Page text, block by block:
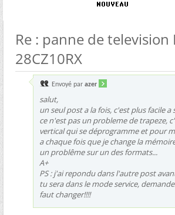
Re : panne de television
28CZ10RX
Envoyé par azer
salut,
un seul post a la fois, c'est plus facile a
ce n'est pas un probleme de trapeze,
vertical qui se déprogramme et pour
a chaque fois que je change la
un problême sur un des formats...
A+
PS : j'ai repondu dans l'autre post
tu sera dans le mode service,
faut changer!!!!